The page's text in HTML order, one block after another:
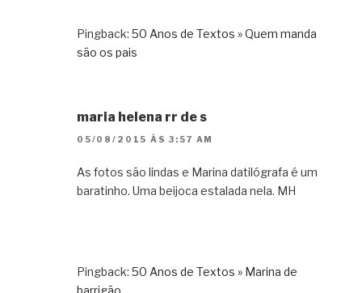
Pingback: 50 Anos de Textos » Quem manda
são os pais
maria helena rr de s
05/08/2015 ÀS 3:57 AM
As fotos são lindas e Marina datilógrafa é um
baratinho. Uma beijoca estalada nela. MH
Pingback: 50 Anos de Textos » Marina de